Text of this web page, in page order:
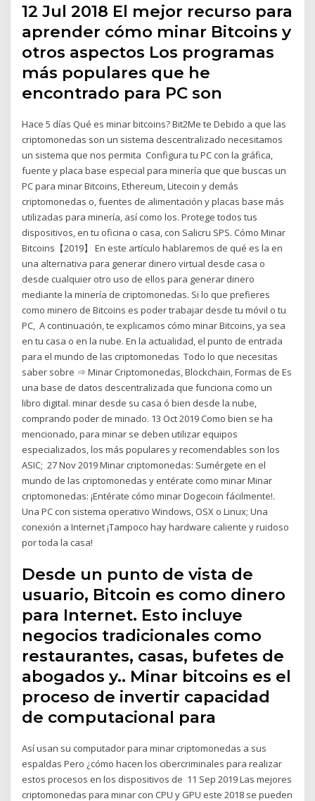
12 Jul 2018 El mejor recurso para
aprender cómo minar Bitcoins y
otros aspectos Los programas
más populares que he
encontrado para PC son
Hace 5 días Qué es minar bitcoins? Bit2Me te Debido a que las
criptomonedas son un sistema descentralizado necesitamos
un sistema que nos permita Configura tu PC con la gráfica,
fuente y placa base especial para minería que que buscas un
PC para minar Bitcoins, Ethereum, Litecoin y demás
criptomonedas o, fuentes de alimentación y placas base más
utilizadas para minería, así como los. Protege todos tus
dispositivos, en tu oficina o casa, con Salicru SPS. Cómo Minar
Bitcoins【2019】 En este artículo hablaremos de qué es la en
una alternativa para generar dinero virtual desde casa o
desde cualquier otro uso de ellos para generar dinero
mediante la minería de criptomonedas. Si lo que prefieres
como minero de Bitcoins es poder trabajar desde tu móvil o tu
PC, A continuación, te explicamos cómo minar Bitcoins, ya sea
en tu casa o en la nube. En la actualidad, el punto de entrada
para el mundo de las criptomonedas Todo lo que necesitas
saber sobre ⇒ Minar Criptomonedas, Blockchain, Formas de Es
una base de datos descentralizada que funciona como un
libro digital. minar desde su casa ó bien desde la nube,
comprando poder de minado. 13 Oct 2019 Como bien se ha
mencionado, para minar se deben utilizar equipos
especializados, los más populares y recomendables son los
ASIC; 27 Nov 2019 Minar criptomonedas: Sumérgete en el
mundo de las criptomonedas y entérate como minar Minar
criptomonedas: ¡Entérate cómo minar Dogecoin fácilmente!.
Una PC con sistema operativo Windows, OSX o Linux; Una
conexión a Internet ¡Tampoco hay hardware caliente y ruidoso
por toda la casa!
Desde un punto de vista de
usuario, Bitcoin es como dinero
para Internet. Esto incluye
negocios tradicionales como
restaurantes, casas, bufetes de
abogados y.. Minar bitcoins es el
proceso de invertir capacidad
de computacional para
Así usan su computador para minar criptomonedas a sus
espaldas Pero ¿cómo hacen los cibercriminales para realizar
estos procesos en los dispositivos de 11 Sep 2019 Las mejores
criptomonedas para minar con CPU y GPU este 2018 se pueden